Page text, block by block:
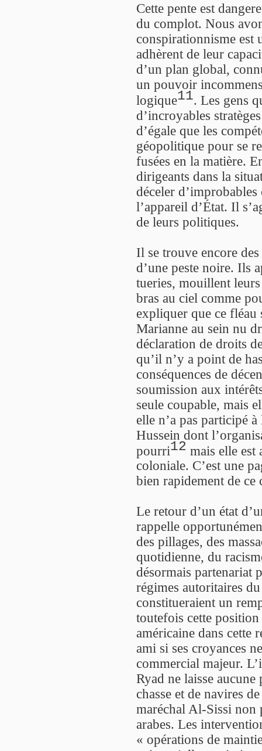
Cette pente est
du complot. Nous
conspirationnisme
adhèrent de leur
d’un plan global,
un pouvoir
logique11. Les gens
d’incroyables
d’égale que les
géopolitique pour se
fusées en la matière.
dirigeants dans la
déceler
l’appareil d’État. Il
de leurs politiques.
Il se trouve encore
d’une peste noire. Ils
tueries, mouillent
bras au ciel comme
expliquer que ce fléau
Marianne au sein nu
déclaration de droits
qu’il n’y a point de
conséquences de
soumission aux
seule coupable, mais
elle n’a pas participé
Hussein dont
pourri12 mais elle est
coloniale. C’est une
bien rapidement de ce
Le retour d’un état
rappelle
des pillages, des
quotidienne, du
désormais partenariat
régimes autoritaires
constitueraient un
toutefois cette
américaine dans cette
ami si ses croyances
commercial majeur.
Ryad ne laisse
chasse et de navires
maréchal Al-Sissi non
arabes. Les
« opérations de